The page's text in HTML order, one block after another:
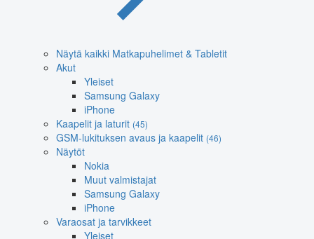
Näytä kaikki Matkapuhelimet & Tabletit
Akut
Yleiset
Samsung Galaxy
iPhone
Kaapelit ja laturit (45)
GSM-lukituksen avaus ja kaapelit (46)
Näytöt
Nokia
Muut valmistajat
Samsung Galaxy
iPhone
Varaosat ja tarvikkeet
Yleiset